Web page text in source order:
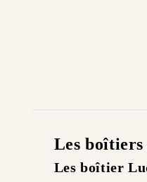
Les boîtiers
Les boîtier